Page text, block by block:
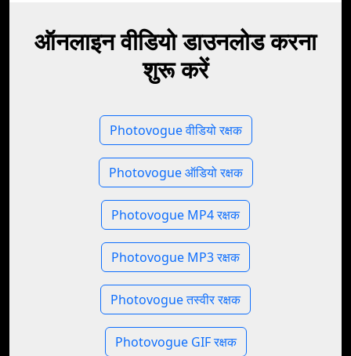
ऑनलाइन वीडियो डाउनलोड करना
शुरू करें
Photovogue वीडियो रक्षक
Photovogue ऑडियो रक्षक
Photovogue MP4 रक्षक
Photovogue MP3 रक्षक
Photovogue तस्वीर रक्षक
Photovogue GIF रक्षक